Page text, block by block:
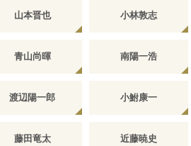
山本晋也 小林敦志
青山尚暉 南陽一浩
渡辺陽一郎 小鮒康一
藤田竜太 近藤暁史